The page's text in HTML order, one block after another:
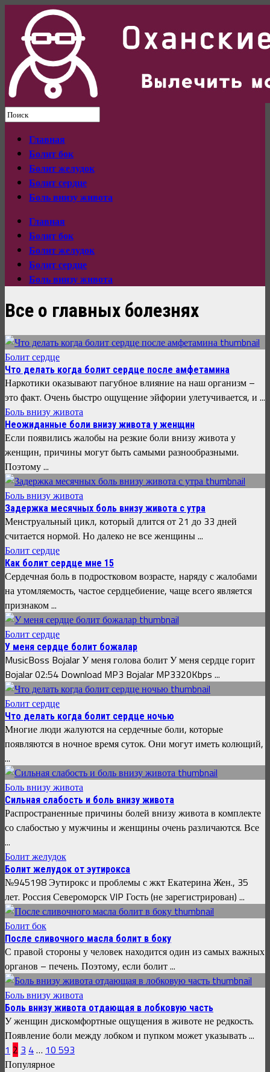
Главная
Болит бок
Болит желудок
Болит сердце
Боль внизу живота
Главная
Болит бок
Болит желудок
Болит сердце
Боль внизу живота
Все о главных болезнях
Болит сердце
Что делать когда болит сердце после амфетамина
Наркотики оказывают пагубное влияние на наш организм –
это факт. Очень быстро ощущение эйфории улетучивается, и ...
Боль внизу живота
Неожиданные боли внизу живота у женщин
Если появились жалобы на резкие боли внизу живота у
женщин, причины могут быть самыми разнообразными.
Поэтому ...
Боль внизу живота
Задержка месячных боль внизу живота с утра
Менструальный цикл, который длится от 21 до 33 дней
считается нормой. Но далеко не все женщины ...
Болит сердце
Как болит сердце мне 15
Сердечная боль в подростковом возрасте, наряду с жалобами
на утомляемость, частое сердцебиение, чаще всего является
признаком ...
Болит сердце
У меня сердце болит божалар
MusicBoss Bojalar У меня голова болит У меня сердце горит
Bojalar 02:54 Download MP3 Bojalar MP3320Kbps ...
Болит сердце
Что делать когда болит сердце ночью
Многие люди жалуются на сердечные боли, которые
появляются в ночное время суток. Они могут иметь колющий,
...
Боль внизу живота
Сильная слабость и боль внизу живота
Распространенные причины болей внизу живота в комплекте
со слабостью у мужчины и женщины очень различаются. Все
...
Болит желудок
Болит желудок от эутирокса
№945198 Эутирокс и проблемы с жкт Екатерина Жен., 35
лет. Россия Североморск VIP Гость (не зарегистрирован) ...
Болит бок
После сливочного масла болит в боку
С правой стороны у человек находится один из самых важных
органов – печень. Поэтому, если болит ...
Боль внизу живота
Боль внизу живота отдающая в лобковую часть
У женщин дискомфортные ощущения в животе не редкость.
Появление боли между лобком и пупком может указывать ...
1 2 3 4… 10 593
Популярное